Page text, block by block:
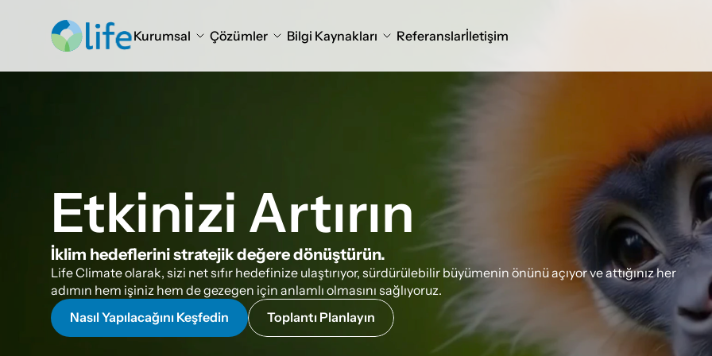
Kurumsal Çözümler Bilgi Kaynakları Referanslarİletişim
Etkinizi Artırın
İklim hedeflerini stratejik değere dönüştürün.
Life Climate olarak, sizi net sıfır hedefinize ulaştırıyor, sürdürülebilir büyümenin önünü açıyor ve attığınız her
adımın hem işiniz hem de gezegen için anlamlı olmasını sağlıyoruz.
Nasıl Yapılacağını Keşfedin
Toplantı Planlayın